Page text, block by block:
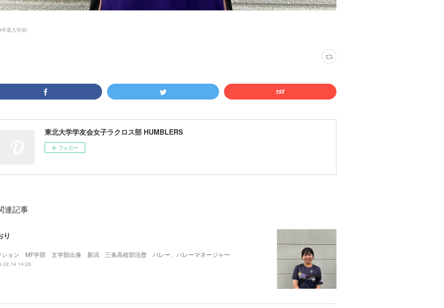
度入学(8)
東北大学学友会女子ラクロス部 HUMBLERS
フォロー
連記事
り
ション MF学部 文学部出身 新潟 三条高校部活歴 バレー、バレーマネージャー
14:26